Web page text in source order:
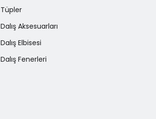
Tüpler
Dalış Aksesuarları
Dalış Elbisesi
Dalış Fenerleri